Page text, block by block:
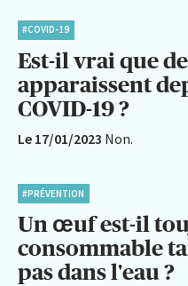
#COVID-19
Est-il vrai que
apparaissent
COVID-19 ?
Le 17/01/2023 Non.
#PRÉVENTION
Un œuf est-il
consommable
pas dans l'eau ?